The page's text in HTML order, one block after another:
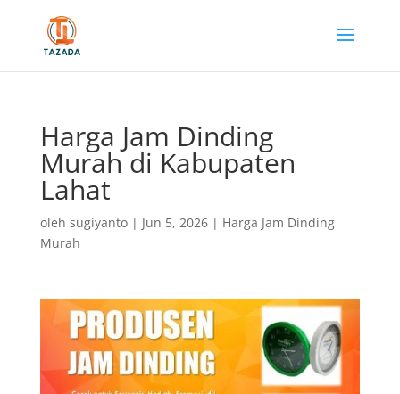
Harga Jam Dinding
Murah di Kabupaten
Lahat
oleh sugiyanto| Jun 5, 2026| Harga Jam Dinding
Murah